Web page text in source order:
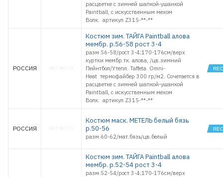
расцветке с зимней шапкой-ушанкой
Paintball, с искусственным мехом
Волк. артикул Z315-**-**
РОССИЯ
Костюм зим. ТАЙГА Paintball алова
мембр. р.56-58 рост 3-4
разм.56-58/рост 3-4;170-176см/верх
куртки мембр.тк. алова, /цв.зимний
Пейнтбол/Утепл. Taffeta Omni-
Heat термофайбер 300 гр/м2. Сочетается в
расцветке с зимней шапкой-ушанкой
Paintball, с искусственным мехом
Волк. артикул Z315-**-**
РОССИЯ
Костюм маск. МЕТЕЛЬ белый бязь
р.50-56
разм.60-62/мат.бязь/цв.белый
Костюм зим. ТАЙГА Paintball алова
мембр. р.52-54 рост 3-4
разм.52-54/рост 3-4;170-176см/верх